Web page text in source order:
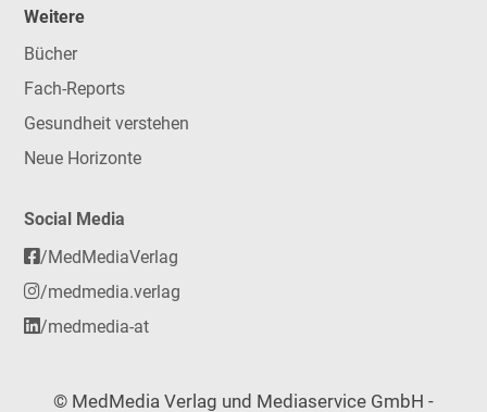
Weitere
Bücher
Fach-Reports
Gesundheit verstehen
Neue Horizonte
Social Media
/MedMediaVerlag
/medmedia.verlag
/medmedia-at
© MedMedia Verlag und Mediaservice GmbH -